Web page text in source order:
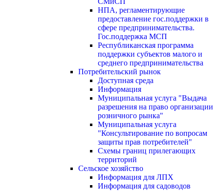
НПА, регламентирующие
предоставление гос.поддержки в
сфере предпринимательства.
Гос.поддержка МСП
Республиканская программа
поддержки субъектов малого и
среднего предпринимательства
Потребительский рынок
Доступная среда
Информация
Муниципальная услуга "Выдача
разрешения на право организации
розничного рынка"
Муниципальная услуга
"Консультирование по вопросам
защиты прав потребителей"
Схемы границ прилегающих
территорий
Сельское хозяйство
Информация для ЛПХ
Информация для садоводов